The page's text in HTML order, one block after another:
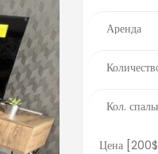
Цена [ 200$